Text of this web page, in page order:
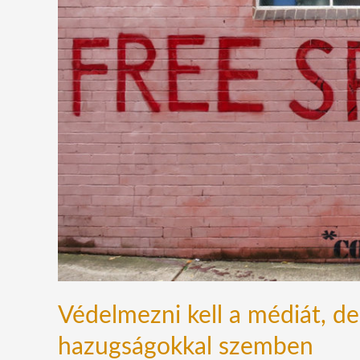
Védelmezni kell a médiát,
hazugságokkal szemben
a
médiát,
a
vallást
is
a
bántó
hazugságokkal
szemben